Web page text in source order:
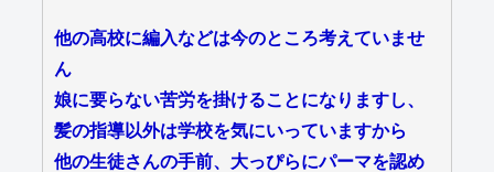
他の高校に編入などは今のところ考えていませ
ん
娘に要らない苦労を掛けることになりますし、
髪の指導以外は学校を気にいっていますから
他の生徒さんの手前、大っぴらにパーマを認め